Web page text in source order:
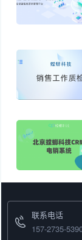
联系电话
157-2735-